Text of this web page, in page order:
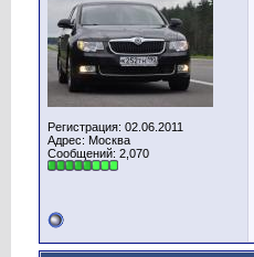
Регистрация: 02.06.2011
Адрес: Москва
Сообщений: 2,070